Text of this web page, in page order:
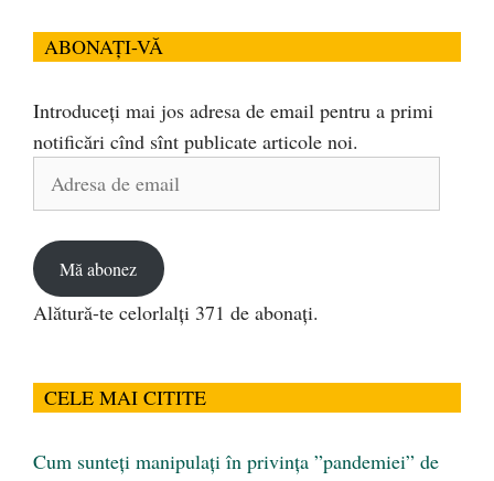
ABONAȚI-VĂ
Introduceți mai jos adresa de email pentru a primi
notificări cînd sînt publicate articole noi.
Adresa
Mă abonez
Alătură-te celorlalți 371 de abonați.
CELE MAI CITITE
Cum sunteți manipulați în privința ”pandemiei” de